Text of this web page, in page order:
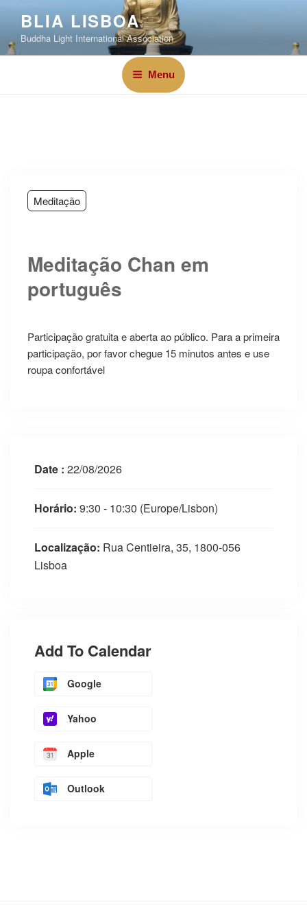
BLIA LISBOA
Buddha Light International Association
Menu
Meditação
Meditação Chan em
português
Participação gratuita e aberta ao público. Para a primeira
participação, por favor chegue 15 minutos antes e use
roupa confortável
Date : 22/08/2026
Horário: 9:30 - 10:30 (Europe/Lisbon)
Localização: Rua Centieira, 35, 1800-056
Lisboa
Add To Calendar
Google
Yahoo
Apple
Outlook